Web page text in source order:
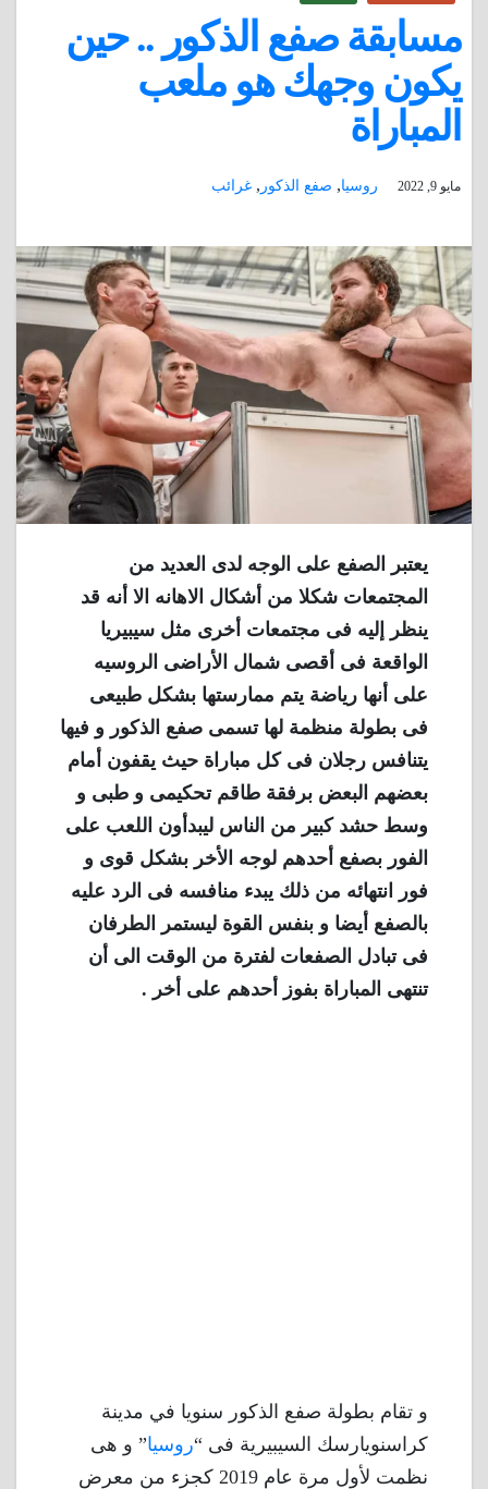
مسابقة صفع الذكور .. حين
يكون وجهك هو ملعب
المباراة
مايو 9, 2022 روسيا, صفع الذكور , غرائب
يعتبر الصفع على الوجه لدى العديد من
المجتمعات شكلا من أشكال الاهانه الا أنه قد
ينظر إليه فى مجتمعات أخرى مثل سيبيريا
الواقعة فى أقصى شمال الأراضى الروسيه
على أنها رياضة يتم ممارستها بشكل طبيعى
فى بطولة منظمة لها تسمى صفع الذكور و فيها
يتنافس رجلان فى كل مباراة حيث يقفون أمام
بعضهم البعض برفقة طاقم تحكيمى و طبى و
وسط حشد كبير من الناس ليبدأون اللعب على
الفور بصفع أحدهم لوجه الأخر بشكل قوى و
فور انتهائه من ذلك يبدء منافسه فى الرد عليه
بالصفع أيضا و بنفس القوة ليستمر الطرفان
فى تبادل الصفعات لفترة من الوقت الى أن
تنتهى المباراة بفوز أحدهم على أخر .
و تقام بطولة صفع الذكور سنويا في مدينة
كراسنويارسك السيبيرية فى “روسيا” و هى
نظمت لأول مرة عام 2019 كجزء من معرض